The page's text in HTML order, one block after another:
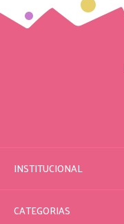
INSTITUCIONAL
CATEGORIAS